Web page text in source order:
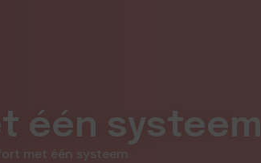
één systeem
met één systeem